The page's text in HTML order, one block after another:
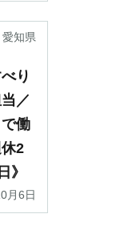
愛知県
り
／
働
2
》
月6日